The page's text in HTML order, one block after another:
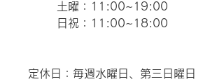
土曜：11:00~19:00
日祝：11:00~18:00
定休日：毎週水曜日、第三日曜日